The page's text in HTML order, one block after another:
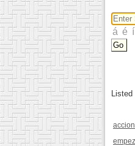
Listed